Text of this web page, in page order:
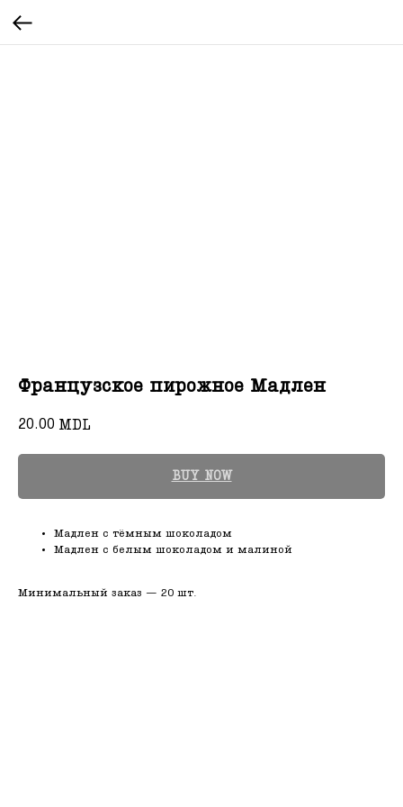
Французское пирожное Мадлен
20.00 MDL
BUY NOW
Мадлен с тёмным шоколадом
Мадлен с белым шоколадом и малиной
Минимальный заказ — 20 шт.